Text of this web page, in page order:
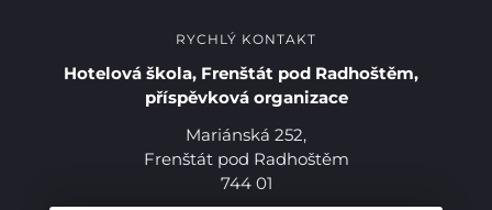
Pro studenty
RYCHLÝ KONTAKT
Hotelová škola, Frenštát pod Radhoštěm,
příspěvková organizace
Mariánská 252,
Frenštát pod Radhoštěm
744 01